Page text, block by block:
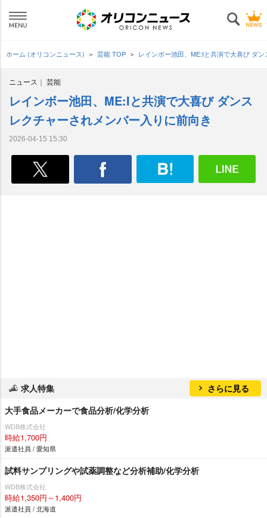
ホーム (オリコンニュース) 芸能 TOP レインボー池田、ME:Iと共演で大喜び ダ
ニュース 芸能
レインボー池田、ME:Iと共演で大喜び ダンス
レクチャーされメンバー入りに前向き
2026-04-15 15:30
求人特集
さらに見る
大手食品メーカーで食品分析/化学分析
WDB株式会社
時給1,700円
派遣社員 / 愛知県
試料サンプリングや試薬調整など分析補助/化学分析
WDB株式会社
時給1,350円～1,400円
派遣社員 / 北海道